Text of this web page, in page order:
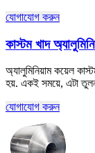
যোগাযোগ করুন
কাস্টম খাদ
অ্যালুমিনিয়াম কয়েল
হয়. একই সময়ে, এটা
যোগাযোগ করুন